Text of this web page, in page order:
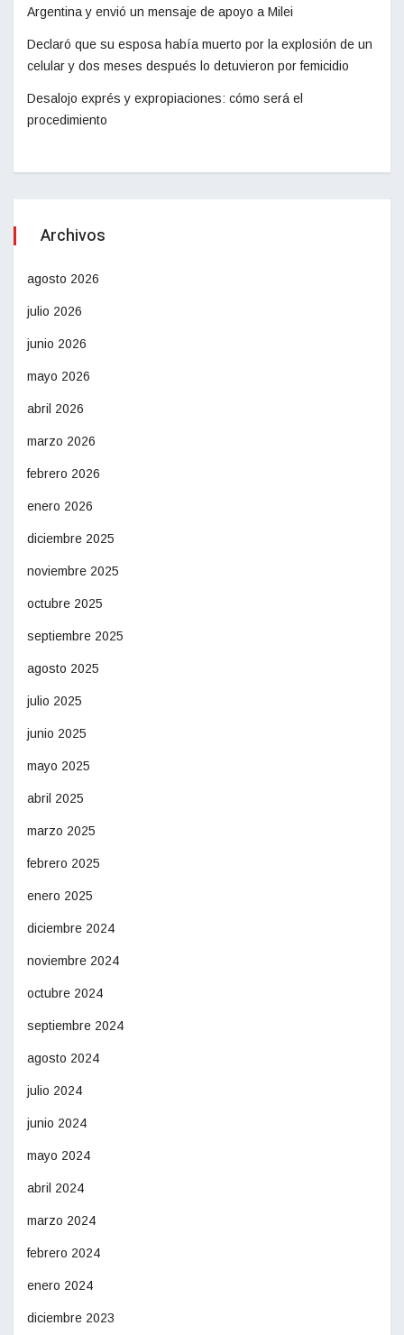
Argentina y envió un mensaje de apoyo a Milei
Declaró que su esposa había muerto por la explosión de un
celular y dos meses después lo detuvieron por femicidio
Desalojo exprés y expropiaciones: cómo será el
procedimiento
Archivos
agosto 2026
julio 2026
junio 2026
mayo 2026
abril 2026
marzo 2026
febrero 2026
enero 2026
diciembre 2025
noviembre 2025
octubre 2025
septiembre 2025
agosto 2025
julio 2025
junio 2025
mayo 2025
abril 2025
marzo 2025
febrero 2025
enero 2025
diciembre 2024
noviembre 2024
octubre 2024
septiembre 2024
agosto 2024
julio 2024
junio 2024
mayo 2024
abril 2024
marzo 2024
febrero 2024
enero 2024
diciembre 2023